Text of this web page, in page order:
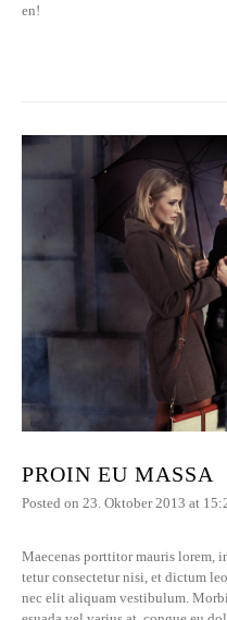
en!
PROIN EU MASSA
Posted on 23. Oktober 2013 at
Maecenas porttitor mauris lorem,
tetur consectetur nisi, et dictum
nec elit aliquam vestibulum.